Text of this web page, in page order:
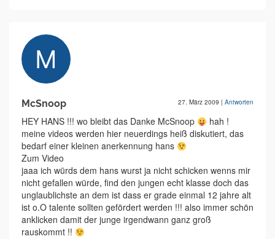
McSnoop 27. März 2009 | Antworten
HEY HANS !!! wo bleibt das Danke McSnoop
hah !
meine videos werden hier neuerdings heiß diskutiert, das
bedarf einer kleinen anerkennung hans
Zum Video
jaaa ich würds dem hans wurst ja nicht schicken wenns mir
nicht gefallen würde, find den jungen echt klasse doch das
unglaublichste an dem ist dass er grade einmal 12 jahre alt
ist o.O talente sollten gefördert werden !!! also immer schön
anklicken damit der junge irgendwann ganz groß
rauskommt !!